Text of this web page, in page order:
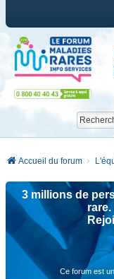
Accueil du forum
3 millions de
Ce forum est